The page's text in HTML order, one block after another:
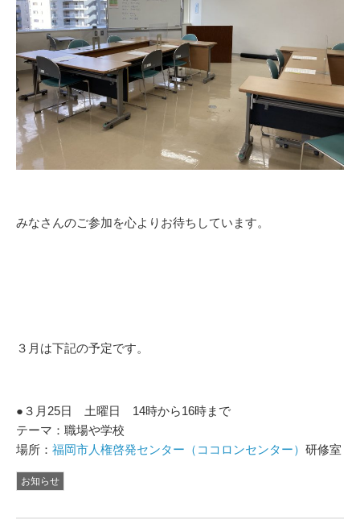
みなさんのご参加を心よりお待ちしています。
３月は下記の予定です。
●３月25日 土曜日 14時から16時まで
テーマ：職場や学校
場所： 福岡市人権啓発センター（ココロンセンター） 研修室
お知らせ